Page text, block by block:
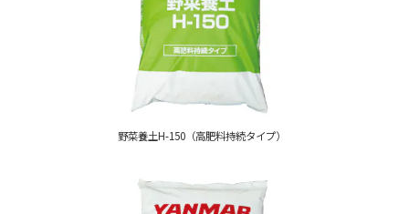
野菜養土H-150（高肥料持続タイプ）